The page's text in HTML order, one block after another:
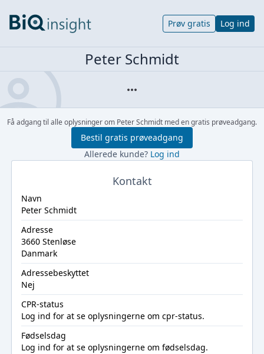
Prøv gratis Log ind
Peter Schmidt
Få adgang til alle oplysninger om Peter Schmidt med en gratis prøveadgang.
Bestil gratis prøveadgang
Allerede kunde? Log ind
Kontakt
Navn
Peter Schmidt
Adresse
3660 Stenløse
Danmark
Adressebeskyttet
Nej
CPR-status
Log ind for at se oplysningerne om cpr-status.
Fødselsdag
Log ind for at se oplysningerne om fødselsdag.